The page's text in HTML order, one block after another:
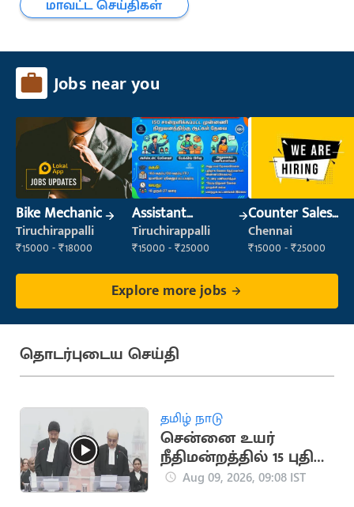
மாவட்ட செய்திகள்
Jobs near you
Bike Mechanic
Tiruchirappalli
₹15000 - ₹18000
Assistant
Manager
Tiruchirappalli
₹15000 - ₹25000
Counter Sales
Executive (Retail
Sales)
Chennai
₹15000 - ₹25000
Explore more jobs
தொடர்புடைய செய்தி
தமிழ் நாடு
சென்னை உயர்
நீதிமன்றத்தில் 15 புதிய
நீதிபதிகள் பதவியேற்பு
Aug 09, 2026, 09:08 IST